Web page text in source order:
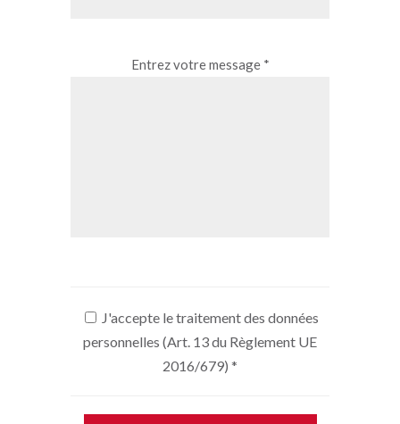
Entrez votre message *
J'accepte le traitement des données
personnelles (Art. 13 du Règlement UE
2016/679) *